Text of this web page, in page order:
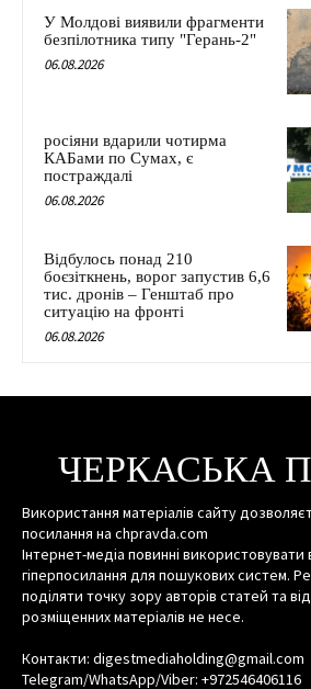
У Молдові виявили фрагменти
безпілотника типу "Герань-2"
06.08.2026
росіяни вдарили чотирма
КАБами по Сумах, є
постраждалі
06.08.2026
Відбулось понад 210
боєзіткнень, ворог запустив 6,6
тис. дронів – Генштаб про
ситуацію на фронті
06.08.2026
ЧЕРКАСЬКА
Використання матеріалів сайту
посилання на chpravda.com
Інтернет-медіа повинні використовувати
гіперпосилання для пошукових систем.
поділяти точку зору авторів статей та
розміщенних матеріалів не несе.
Контакти: digestmediaholding@gmail.com
Telegram/WhatsApp/Viber: +972546406116